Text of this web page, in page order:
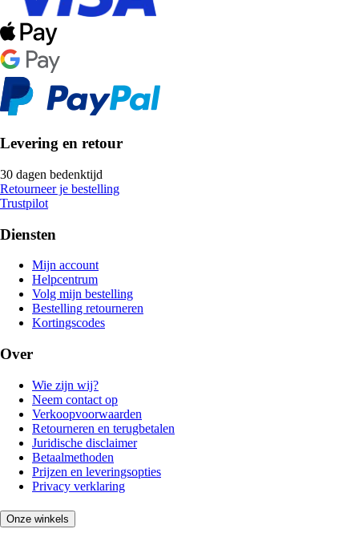
Levering en retour
30 dagen bedenktijd
Retourneer je bestelling
Trustpilot
Diensten
Mijn account
Helpcentrum
Volg mijn bestelling
Bestelling retourneren
Kortingscodes
Over
Wie zijn wij?
Neem contact op
Verkoopvoorwaarden
Retourneren en terugbetalen
Juridische disclaimer
Betaalmethoden
Prijzen en leveringsopties
Privacy verklaring
Onze winkels